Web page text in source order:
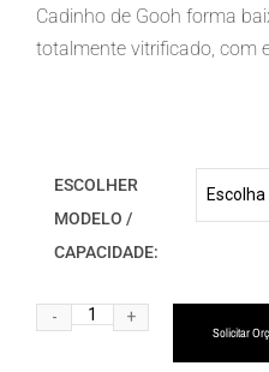
Cadinho de Gooh forma
totalmente vitrificado, com
ESCOLHER
MODELO /
CAPACIDADE:
Solicitar